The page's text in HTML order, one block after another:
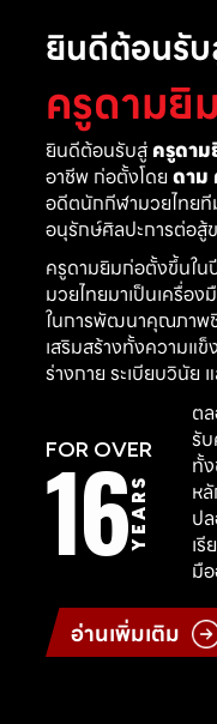
ยินดีต้อนรั
ครูดามยิม
ยินดีต้อนรับสู่ ครูดาม
อาชีพ ก่อตั้งโดย ดาม
อดีตนักกีฬามวยไทยที
อนุรักษ์ศิลปะการต่อสู้
ครูดามยิมก่อตั้งขึ้นใน
มวยไทยมาเป็นเครื่อ
ในการพัฒนาคุณภาพ
เสริมสร้างทั้งความแข็
ร่างกาย ระเบียบวินัย
FOR OVER
16YEARS
ตล
รับ
ทั้
ห
ป
เ
มื
อ่านเพิ่มเติม